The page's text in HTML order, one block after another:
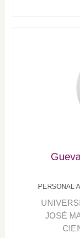
PERSONAL
JOSÉ